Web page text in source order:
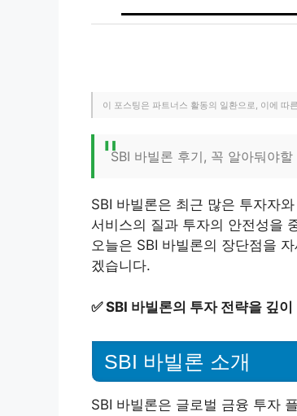
이 포스팅은 파트너스 활동의 일환으로, 이에 따
SBI 바빌론 후기, 꼭 알아둬야
SBI 바빌론은 최근 많은 투자자
서비스의 질과 투자의 안전성을
오늘은 SBI 바빌론의 장단점을
겠습니다.
✅SBI 바빌론의 투자 전략을 깊
SBI 바빌론 소개
SBI 바빌론은 글로벌 금융 투자